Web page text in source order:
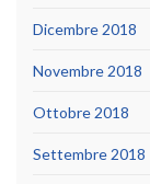
Dicembre 2018
Novembre 2018
Ottobre 2018
Settembre 2018